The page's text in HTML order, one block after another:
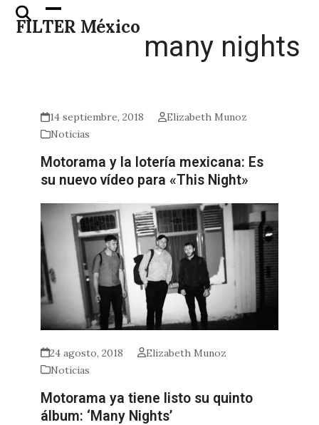
Skip
FILTER México
Open
mobile
Close
mobile
many nights
14 septiembre, 2018
Elizabeth Munoz
Noticias
Motorama y la lotería mexicana: Es
su nuevo vídeo para «This Night»
24 agosto, 2018
Elizabeth Munoz
Noticias
Motorama ya tiene listo su quinto
álbum: ‘Many Nights’